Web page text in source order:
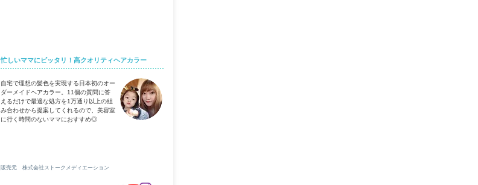
忙しいママにピッタリ！高クオリティヘアカラー
自宅で理想の髪色を実現する日本初のオー
ダーメイドヘアカラー。11個の質問に答
えるだけで最適な処方を1万通り以上の組
み合わせから提案してくれるので、美容室
に行く時間のないママにおすすめ◎
販売元 株式会社ストークメディエーション